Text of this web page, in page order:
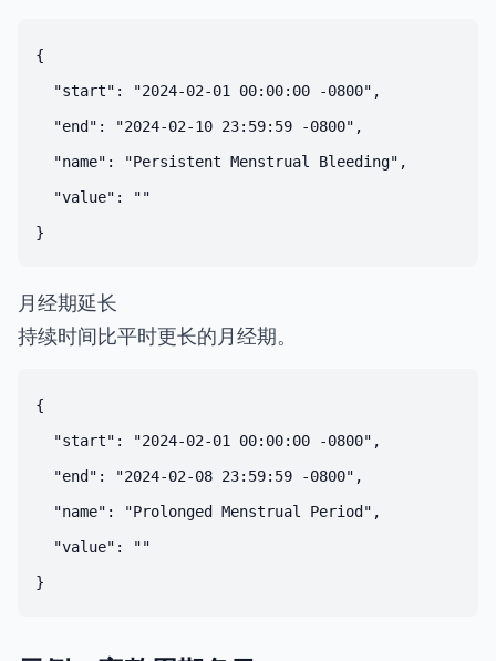
{
  "start": "2024-02-01 00:00:00 -0800",
  "end": "2024-02-10 23:59:59 -0800",
  "name": "Persistent Menstrual Bleeding",
  "value": ""
月经期延长
持续时间比平时更长的月经期。
{
  "start": "2024-02-01 00:00:00 -0800",
  "end": "2024-02-08 23:59:59 -0800",
  "name": "Prolonged Menstrual Period",
  "value": ""